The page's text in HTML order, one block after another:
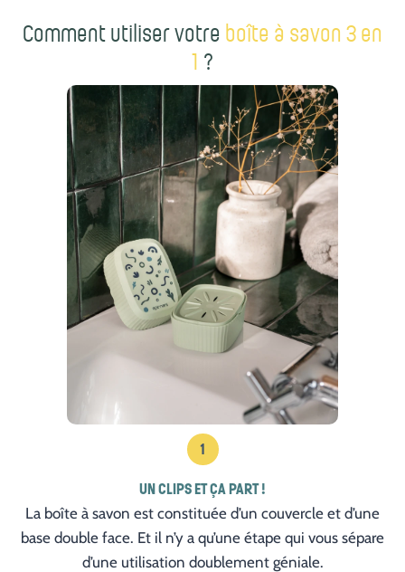
Comment utiliser votre boîte à savon 3 en
1 ?
1
UN CLIPS ET ÇA PART !
La boîte à savon est constituée d’un couvercle et d’une
base double face. Et il n’y a qu’une étape qui vous sépare
d’une utilisation doublement géniale.